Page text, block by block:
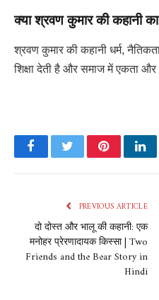
क्या श्रवण कुमार की कहानी
श्रवण कुमार की कहानी धर्म,
शिक्षा देती है और समाज में एकता और
FacebookTwitterPinterest
PREVIOUS ARTICLE
दो दोस्त और भालू की कहानी: एक
मनोहर प्रेरणादायक किस्सा | Two
Friends and the Bear Story in
Hindi